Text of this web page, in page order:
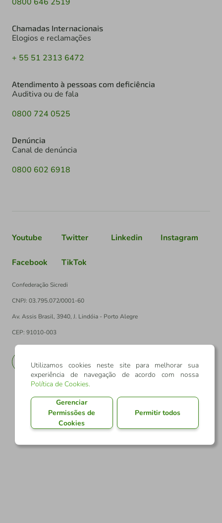
Chamadas Internacionais
Elogios e reclamações
+ 55 51 2313 6472
Atendimento à pessoas com deficiência
Auditiva ou de fala
0800 724 0525
Denúncia
Canal de denúncia
0800 602 6918
Youtube Twitter Linkedin Instagram
Facebook TikTok
Confederação Sicredi
CNPJ: 03.795.072/0001-60
Av. Assis Brasil, 3940, J. Lindóia - Porto Alegre
CEP: 91010-003
EN
Utilizamos cookies neste site para melhorar sua
experiência de navegação de acordo com nossa
Política de Cookies.
Gerenciar
Permissões de
Cookies
Permitir todos